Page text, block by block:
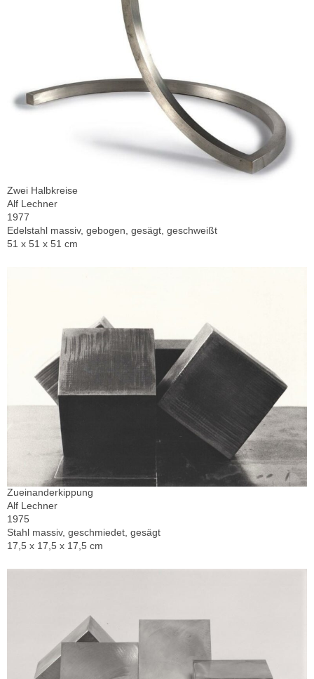
Zwei Halbkreise
Alf Lechner
1977
Edelstahl massiv, gebogen, gesägt, geschweißt
51 x 51 x 51 cm
Zueinanderkippung
Alf Lechner
1975
Stahl massiv, geschmiedet, gesägt
17,5 x 17,5 x 17,5 cm